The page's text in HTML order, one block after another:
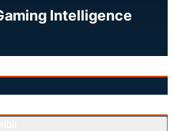
Intelligence